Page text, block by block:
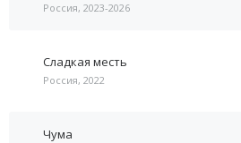
Россия, 2023-2026
Сладкая месть
Россия, 2022
Чума